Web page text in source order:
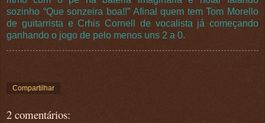
sozinho “Que sonzeira boa!!” Afinal quem tem Tom Morello
de guitarrista e Crhis Cornell de vocalista já começando
ganhando o jogo de pelo menos uns 2 a 0.
Compartilhar
2 comentários: